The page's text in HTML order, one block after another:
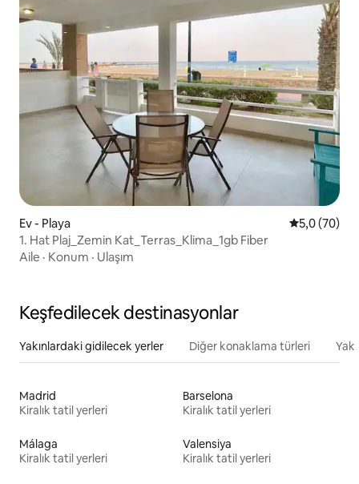
Ev - Playa 5 üzerinden
5,0 (70)
1. Hat Plaj_Zemin Kat_Terras_Klima_1gb Fiber
Aile · Konum · Ulaşım
Keşfedilecek destinasyonlar
Yakınlardaki gidilecek yerler Diğer konaklama türleri
Madrid
Kiralık tatil yerleri
Barselona
Kiralık tatil yerleri
Málaga
Kiralık tatil yerleri
Valensiya
Kiralık tatil yerleri